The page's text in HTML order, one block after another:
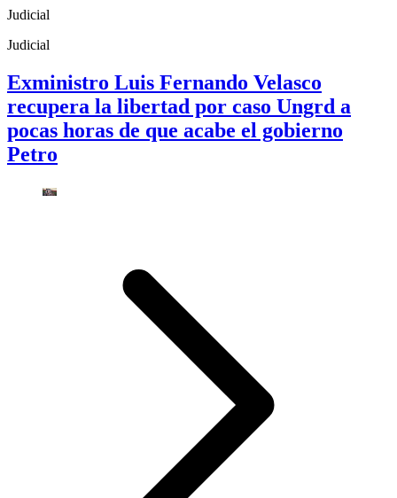
Judicial
Judicial
Exministro Luis Fernando Velasco
recupera la libertad por caso Ungrd a
pocas horas de que acabe el gobierno
Petro